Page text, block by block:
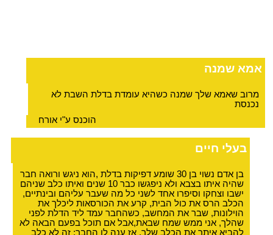
אמא שמנה
מרוב שאמא שלך שמנה כשהיא עומדת בדלת השבת לא
נכנסת
הוכנס ע"י אורח
בעלי חיים
בן אדם נשוי בן 30 שומע דפיקות בדלת ,הוא ניגש ורואה חבר
שהיה איתו בצבא ולא ניפגשו כבר 10 שנים ואיתו כלב שניהם
ישבו וצחקו וסיפרו אחד לשני כל מה שעבר עליהם ובינתיים,
הכלב הרס את כול הבית, קרע את הכורסאות ליכלך את
הוילונות, שבר את המחשב, כשהחבר עמד ליד הדלת לפני
שהלך, אני ממש שמח שבאת,אבל אם תוכל בפעם הבאה לא
להביא איתך את הכלב שלך, אז ענה לו החבר: זה לא כלב